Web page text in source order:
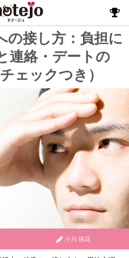
の接し方：負担に
連絡・デートの
ェックつき）
小川 桃花